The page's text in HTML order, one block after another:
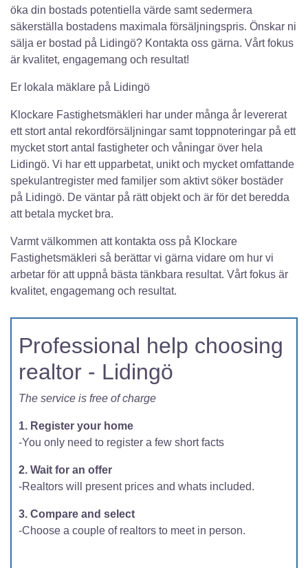
öka din bostads potentiella värde samt sedermera
säkerställa bostadens maximala försäljningspris. Önskar ni
sälja er bostad på Lidingö? Kontakta oss gärna. Vårt fokus
är kvalitet, engagemang och resultat!
Er lokala mäklare på Lidingö
Klockare Fastighetsmäkleri har under många år levererat
ett stort antal rekordförsäljningar samt toppnoteringar på ett
mycket stort antal fastigheter och våningar över hela
Lidingö. Vi har ett upparbetat, unikt och mycket omfattande
spekulantregister med familjer som aktivt söker bostäder
på Lidingö. De väntar på rätt objekt och är för det beredda
att betala mycket bra.
Varmt välkommen att kontakta oss på Klockare
Fastighetsmäkleri så berättar vi gärna vidare om hur vi
arbetar för att uppnå bästa tänkbara resultat. Vårt fokus är
kvalitet, engagemang och resultat.
Professional help choosing
realtor - Lidingö
The service is free of charge
1. Register your home
-You only need to register a few short facts
2. Wait for an offer
-Realtors will present prices and whats included.
3. Compare and select
-Choose a couple of realtors to meet in person.